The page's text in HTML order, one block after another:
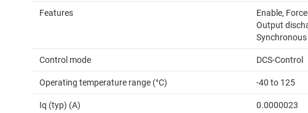
Features
Enable,
Output
Control mode DCS-Control
Operating temperature range (°C) -40 to 125
Iq (typ) (A) 0.0000023